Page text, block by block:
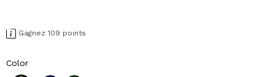
Gagnez 109 points
Color